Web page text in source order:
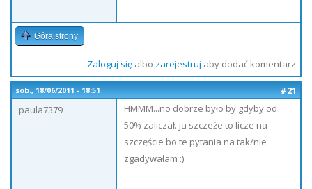
Góra strony
Zaloguj sięalbo zarejestruj aby dodać komentarz
sob., 18/06/2011 - 18:51
#21
paula7379
HMMM...no dobrze było by gdyby od
50% zaliczał. ja szczeże to licze na
szczęście bo te pytania na tak/nie
zgadywałam :)